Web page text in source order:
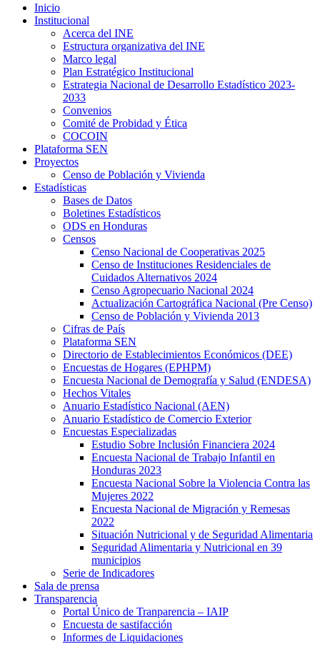
Inicio
Institucional
Acerca del INE
Estructura organizativa del INE
Marco legal
Plan Estratégico Institucional
Estrategia Nacional de Desarrollo Estadístico 2023-
2033
Convenios
Comité de Probidad y Ética
COCOIN
Plataforma SEN
Proyectos
Censo de Población y Vivienda
Estadísticas
Bases de Datos
Boletines Estadísticos
ODS en Honduras
Censos
Censo Nacional de Cooperativas 2025
Censo de Instituciones Residenciales de
Cuidados Alternativos 2024
Censo Agropecuario Nacional 2024
Actualización Cartográfica Nacional (Pre Censo)
Censo de Población y Vivienda 2013
Cifras de País
Plataforma SEN
Directorio de Establecimientos Económicos (DEE)
Encuestas de Hogares (EPHPM)
Encuesta Nacional de Demografía y Salud (ENDESA)
Hechos Vitales
Anuario Estadístico Nacional (AEN)
Anuario Estadístico de Comercio Exterior
Encuestas Especializadas
Estudio Sobre Inclusión Financiera 2024
Encuesta Nacional de Trabajo Infantil en
Honduras 2023
Encuesta Nacional Sobre la Violencia Contra las
Mujeres 2022
Encuesta Nacional de Migración y Remesas
2022
Situación Nutricional y de Seguridad Alimentaria
Seguridad Alimentaria y Nutricional en 39
municipios
Serie de Indicadores
Sala de prensa
Transparencia
Portal Único de Tranparencia – IAIP
Encuesta de sastifacción
Informes de Liquidaciones